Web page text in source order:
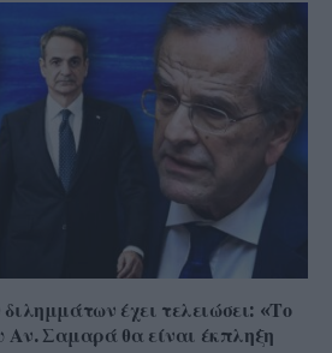
έχει τελειώσει: «Το
Αν. Σαμαρά θα είναι έκπληξη